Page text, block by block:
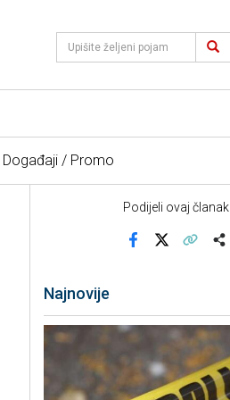
Događaji / Promo
Podijeli ovaj članak
Najnovije